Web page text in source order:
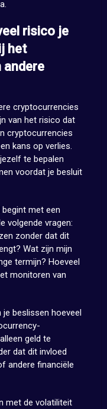
risico je
het
andere
cryptocurrencies
van het risico dat
cryptocurrencies
kans op verlies.
te bepalen
voordat je besluit
met een
volgende vragen:
zonder dat dit
Wat zijn mijn
termijn? Hoeveel
monitoren van
beslissen hoeveel
geld te
dat dit invloed
andere financiële
met de volatiliteit